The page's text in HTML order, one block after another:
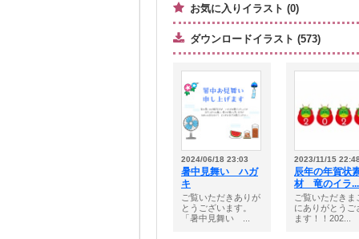
お気に入りイラスト (0)
ダウンロードイラスト (573)
2024/06/18 23:03
暑中見舞い ハガ
キ
ご覧いただきありが
とうございます。
「暑中見舞い ...
2023/11/15
辰年の年賀状
材 竜のイラ...
ご覧いただきま
にありがとうご
ます！！202...